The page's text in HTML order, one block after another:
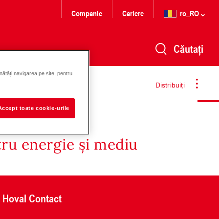
Companie Cariere ro_RO
Căutați
Distribuiți
energie și mediu
Hoval Contact
navigarea pe site, pentru
toate cookie-urile